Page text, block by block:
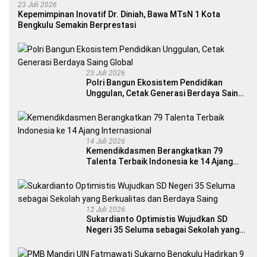
23 Juli 2026
Kepemimpinan Inovatif Dr. Diniah, Bawa MTsN 1 Kota
Bengkulu Semakin Berprestasi
23 Juli 2026
Polri Bangun Ekosistem Pendidikan
Unggulan, Cetak Generasi Berdaya Saing
14 Juli 2026
Kemendikdasmen Berangkatkan 79
Talenta Terbaik Indonesia ke 14 Ajang
12 Juli 2026
Sukardianto Optimistis Wujudkan SD
Negeri 35 Seluma sebagai Sekolah yang